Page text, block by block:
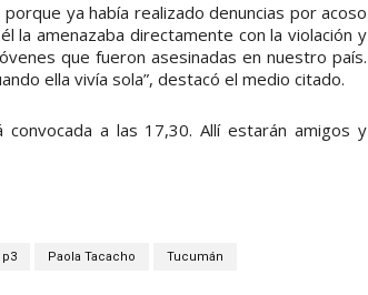
ya había realizado denuncias por acoso
la amenazaba directamente con la violación y
que fueron asesinadas en nuestro país.
ella vivía sola”, destacó el medio citado.
a las 17,30. Allí estarán amigos y
p3 Paola Tacacho Tucumán